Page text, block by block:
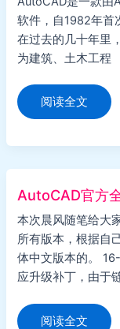
软件，自1982年首
在过去的几十年里
为建筑、土木工程
AutoCAD
比
他
类
件
有
什
么
优
势
阅读全文
AutoCAD官方
本次晨风随笔给大
所有版本，根据自
体中文版本的。
应升级补丁，由于
AutoCAD
阅读全文